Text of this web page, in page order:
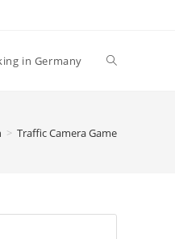
in Germany
> Traffic Camera Game